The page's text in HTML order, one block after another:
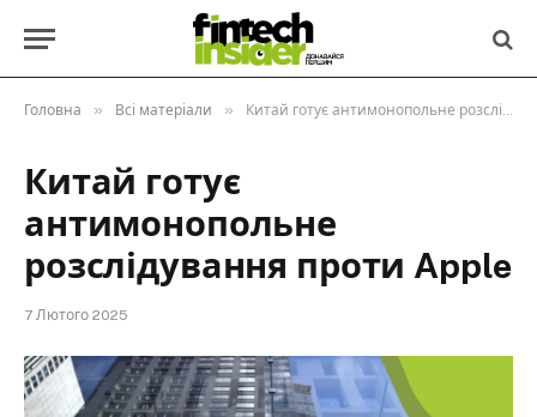
Головна » Всі матеріали » Китай готує антимонопольне розслідування проти Apple
Китай готує
антимонопольне
розслідування проти Apple
7 Лютого 2025